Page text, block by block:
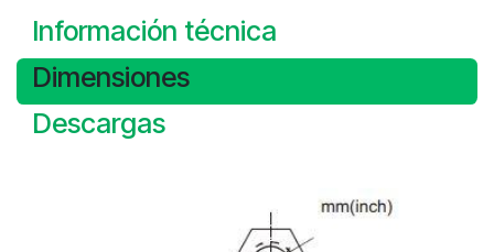
Información técnica
Dimensiones
Descargas